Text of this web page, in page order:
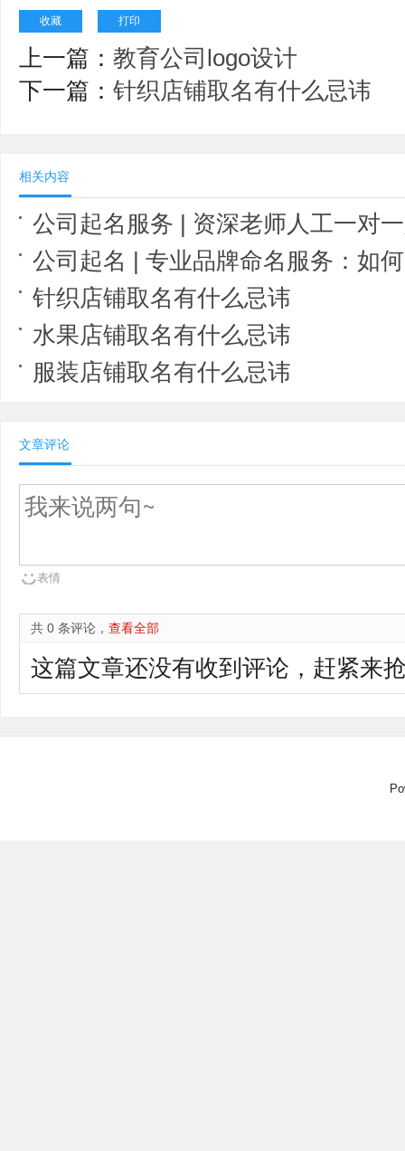
收藏 打印
上一篇： 教育公司logo设计
下一篇： 针织店铺取名有什么忌讳
相关内容
公司起名服务 | 资深老师人工一对一定制
公司起名 | 专业品牌命名服务：如何为您的企
针织店铺取名有什么忌讳
水果店铺取名有什么忌讳
服装店铺取名有什么忌讳
文章评论
表情
共 0 条评论， 查看全部
这篇文章还没有收到评论，赶紧来